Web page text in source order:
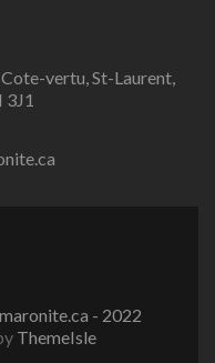
vertu, St-Laurent,
- 2022
ThemeIsle